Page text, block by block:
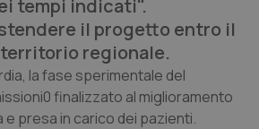
tempi indicati".
il progetto entro il
regionale.
la fase sperimentale del
finalizzato al miglioramento
e presa in carico dei pazienti.